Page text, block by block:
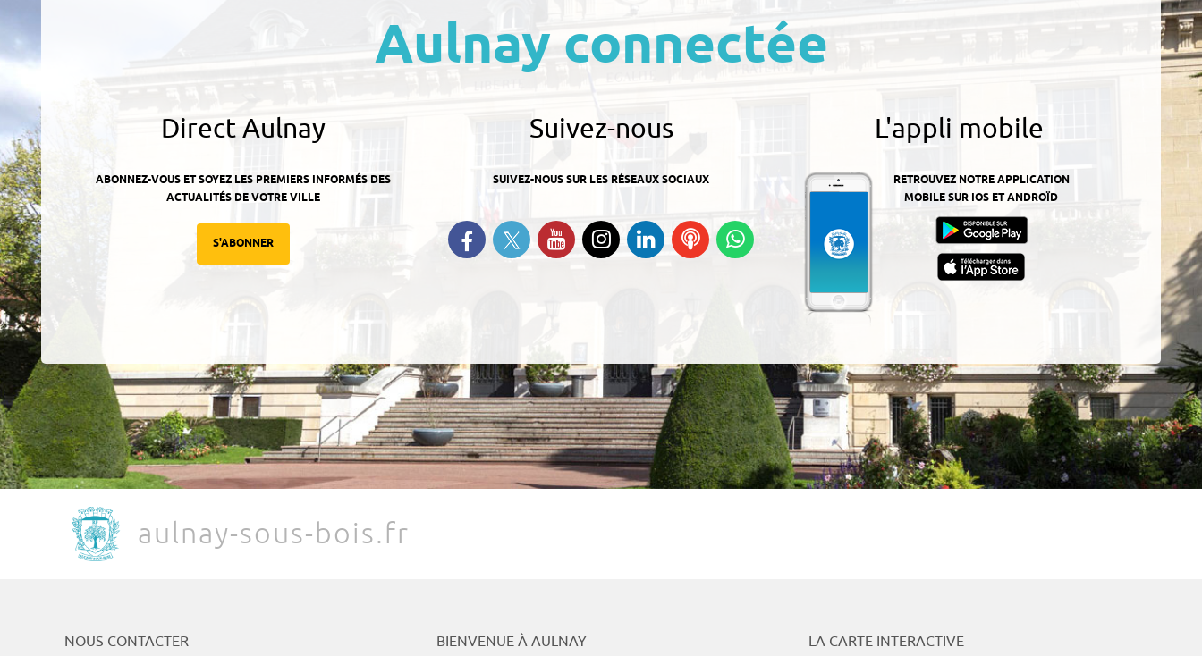
Aulnay connectée
Direct Aulnay
ABONNEZ-VOUS ET SOYEZ LES PREMIERS INFORMÉS DES
ACTUALITÉS DE VOTRE VILLE
S'ABONNER
Suivez-nous
SUIVEZ-NOUS SUR LES RÉSEAUX SOCIAUX
Retrouvez-nous sur Facebook
Suivez-nous sur Twitter
Suivez-nous sur YouTube
Suivez-nous sur
Instagram
Retrouvez-nous
sur Linkedin
Ecoutez
nos
L'appli mobile
RETROUVEZ NOTRE APPLICATION
MOBILE SUR IOS ET ANDROÏD
aulnay-sous-bois.fr
NOUS CONTACTER
BIENVENUE À AULNAY
LA CARTE INTERACTIVE